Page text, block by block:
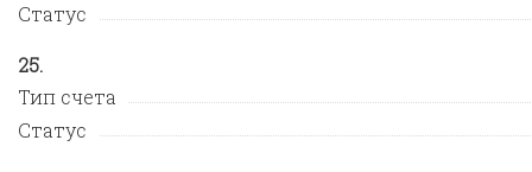
Статус
Тип счета
Статус